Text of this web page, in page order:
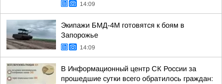
14:09
Экипажи БМД-4М готовятся к боям в
Запорожье
14:09
В Информационный центр СК России за
прошедшие сутки всего обратилось граждан: